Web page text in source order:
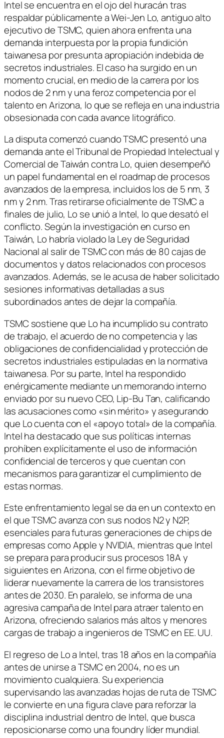
Intel se encuentra en el ojo del huracán tras
respaldar públicamente a Wei-Jen Lo, antiguo alto
ejecutivo de TSMC, quien ahora enfrenta una
demanda interpuesta por la propia fundición
taiwanesa por presunta apropiación indebida de
secretos industriales. El caso ha surgido en un
momento crucial, en medio de la carrera por los
nodos de 2 nm y una feroz competencia por el
talento en Arizona, lo que se refleja en una industria
obsesionada con cada avance litográfico.
La disputa comenzó cuando TSMC presentó una
demanda ante el Tribunal de Propiedad Intelectual y
Comercial de Taiwán contra Lo, quien desempeñó
un papel fundamental en el roadmap de procesos
avanzados de la empresa, incluidos los de 5 nm, 3
nm y 2 nm. Tras retirarse oficialmente de TSMC a
finales de julio, Lo se unió a Intel, lo que desató el
conflicto. Según la investigación en curso en
Taiwán, Lo habría violado la Ley de Seguridad
Nacional al salir de TSMC con más de 80 cajas de
documentos y datos relacionados con procesos
avanzados. Además, se le acusa de haber solicitado
sesiones informativas detalladas a sus
subordinados antes de dejar la compañía.
TSMC sostiene que Lo ha incumplido su contrato
de trabajo, el acuerdo de no competencia y las
obligaciones de confidencialidad y protección de
secretos industriales estipuladas en la normativa
taiwanesa. Por su parte, Intel ha respondido
enérgicamente mediante un memorando interno
enviado por su nuevo CEO, Lip-Bu Tan, calificando
las acusaciones como «sin mérito» y asegurando
que Lo cuenta con el «apoyo total» de la compañía.
Intel ha destacado que sus políticas internas
prohíben explícitamente el uso de información
confidencial de terceros y que cuentan con
mecanismos para garantizar el cumplimiento de
estas normas.
Este enfrentamiento legal se da en un contexto en
el que TSMC avanza con sus nodos N2 y N2P,
esenciales para futuras generaciones de chips de
empresas como Apple y NVIDIA, mientras que Intel
se prepara para producir sus procesos 18A y
siguientes en Arizona, con el firme objetivo de
liderar nuevamente la carrera de los transistores
antes de 2030. En paralelo, se informa de una
agresiva campaña de Intel para atraer talento en
Arizona, ofreciendo salarios más altos y menores
cargas de trabajo a ingenieros de TSMC en EE. UU.
El regreso de Lo a Intel, tras 18 años en la compañía
antes de unirse a TSMC en 2004, no es un
movimiento cualquiera. Su experiencia
supervisando las avanzadas hojas de ruta de TSMC
le convierte en una figura clave para reforzar la
disciplina industrial dentro de Intel, que busca
reposicionarse como una foundry líder mundial.